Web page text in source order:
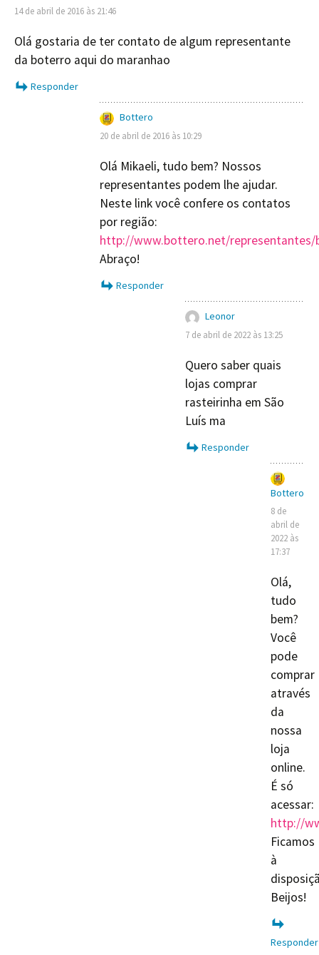
14 de abril de 2016 às 21:46
Olá gostaria de ter contato de algum representante
da boterro aqui do maranhao
Responder
Bottero
20 de abril de 2016 às 10:29
Olá Mikaeli, tudo bem? Nossos
representantes podem lhe ajudar.
Neste link você confere os contatos
por região:
http://www.bottero.net/representantes/
Abraço!
Responder
Leonor
7 de abril de 2022 às 13:25
Quero saber quais
lojas comprar
rasteirinha em São
Luís ma
Responder
Bottero
8 de
abril de
2022 às
17:37
Olá,
tudo
bem?
Você
pode
comprar
através
da
nossa
loja
online.
É só
acessar:
http://
Ficamos
à
Beijos!
Responder